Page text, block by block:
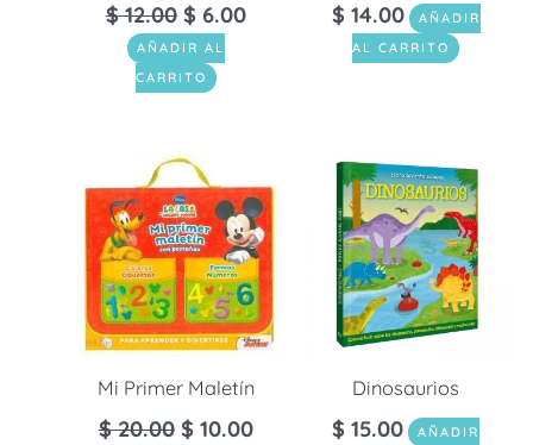
$12.00 $ 6.00
AÑADIR AL
CARRITO
$ 14.00
AÑADIR
AL CARRITO
Mi Primer Maletín
$20.00 $ 10.00
Dinosaurios
$ 15.00
AÑADIR